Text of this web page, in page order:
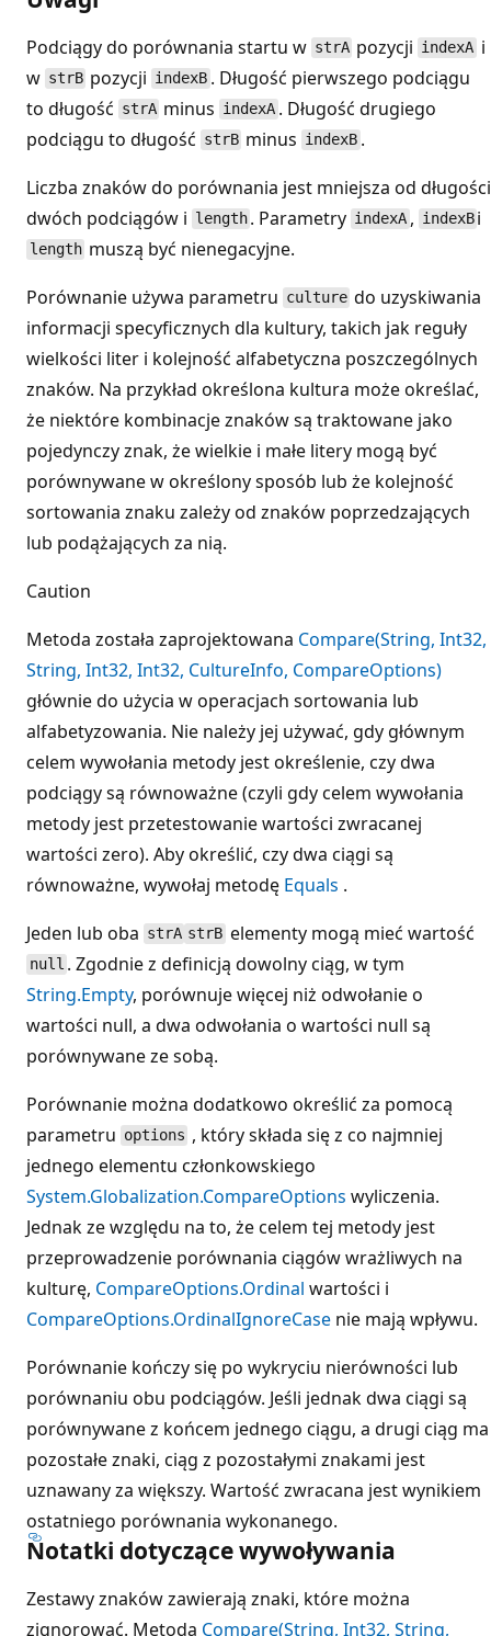
Podciągy do porównania startu w strA pozycji indexA i
w strB pozycji indexB . Długość pierwszego podciągu
to długość strA minus indexA . Długość drugiego
podciągu to długość strB minus indexB .
Liczba znaków do porównania jest mniejsza od długości
dwóch podciągów i length . Parametry indexA , indexB i
length muszą być nienegacyjne.
Porównanie używa parametru culture do uzyskiwania
informacji specyficznych dla kultury, takich jak reguły
wielkości liter i kolejność alfabetyczna poszczególnych
znaków. Na przykład określona kultura może określać,
że niektóre kombinacje znaków są traktowane jako
pojedynczy znak, że wielkie i małe litery mogą być
porównywane w określony sposób lub że kolejność
sortowania znaku zależy od znaków poprzedzających
lub podążających za nią.
Caution
Metoda została zaprojektowana Compare(String, Int32,
String, Int32, Int32, CultureInfo, CompareOptions)
głównie do użycia w operacjach sortowania lub
alfabetyzowania. Nie należy jej używać, gdy głównym
celem wywołania metody jest określenie, czy dwa
podciągy są równoważne (czyli gdy celem wywołania
metody jest przetestowanie wartości zwracanej
wartości zero). Aby określić, czy dwa ciągi są
równoważne, wywołaj metodę Equals .
Jeden lub oba strA strBelementy mogą mieć wartość
null . Zgodnie z definicją dowolny ciąg, w tym
String.Empty, porównuje więcej niż odwołanie o
wartości null, a dwa odwołania o wartości null są
porównywane ze sobą.
Porównanie można dodatkowo określić za pomocą
parametru options , który składa się z co najmniej
jednego elementu członkowskiego
System.Globalization.CompareOptions wyliczenia.
Jednak ze względu na to, że celem tej metody jest
przeprowadzenie porównania ciągów wrażliwych na
kulturę, CompareOptions.Ordinal wartości i
CompareOptions.OrdinalIgnoreCase nie mają wpływu.
Porównanie kończy się po wykryciu nierówności lub
porównaniu obu podciągów. Jeśli jednak dwa ciągi są
porównywane z końcem jednego ciągu, a drugi ciąg ma
pozostałe znaki, ciąg z pozostałymi znakami jest
uznawany za większy. Wartość zwracana jest wynikiem
ostatniego porównania wykonanego.
Notatki dotyczące wywoływania
Zestawy znaków zawierają znaki, które można
zignorować. Metoda Compare(String, Int32, String,